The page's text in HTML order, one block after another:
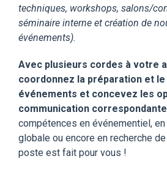
techniques, workshops, salons/
séminaire interne et création de
événements).
Avec plusieurs cordes à votre
coordonnez la préparation et
événements et concevez les
communication
compétences en événementiel,
globale ou encore en recherche
poste est fait pour vous !